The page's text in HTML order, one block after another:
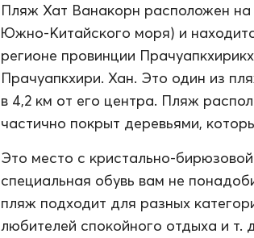
Пляж Хат Ванакорн расположен на
Южно-Китайского моря) и
регионе провинции
Прачуапкхири. Хан. Это один из
в 4,2 км от его центра. Пляж
частично покрыт деревьями,
Это место с кристально-
специальная обувь вам не
пляж подходит для разных
любителей спокойного отдыха и т.